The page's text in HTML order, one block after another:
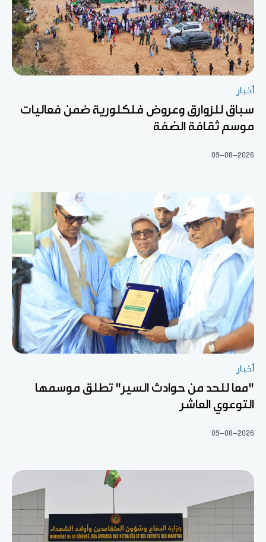
أخبار
سباق للزوارق وعروض فلكلورية ضمن فعاليات
موسم ثقافة الضفة
09-08-2026
أخبار
"معا للحد من حوادث السير" تطلق موسمها
التوعوي العاشر
09-08-2026